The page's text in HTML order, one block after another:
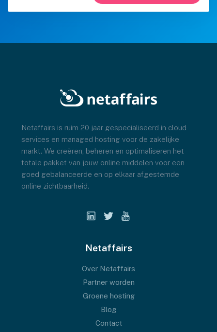
Netaffairs
Over Netaffairs
Partner worden
Groene hosting
Blog
Contact
Netaffairs is ruim 20 jaar gespecialiseerd in cloud
services en managed hosting voor de zakelijke
markt. We creëren, beheren en optimaliseren het
totale pakket van jouw online middelen voor een
goed gebalanceerde en op elkaar afgestemde
online zichtbaarheid.